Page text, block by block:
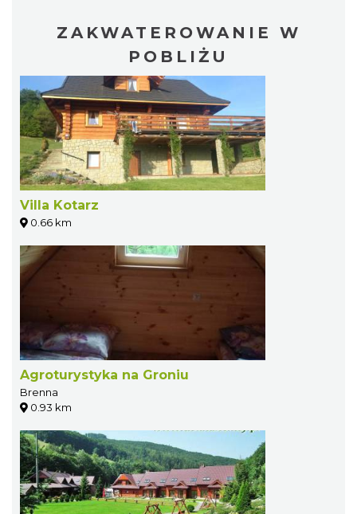
ZAKWATEROWANIE W
POBLIŻU
Villa Kotarz
0.66 km
Agroturystyka na Groniu
Brenna
0.93 km